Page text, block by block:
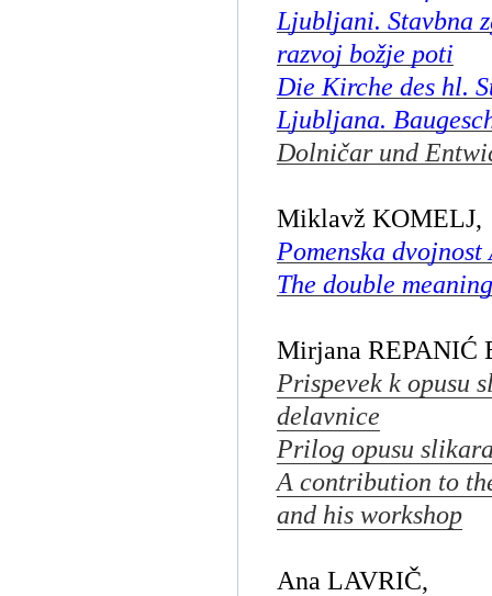
Ljubljani. Stavbna
razvoj božje poti
Die Kirche des hl.
Ljubljana.
Dolničar und
Miklavž KOMELJ,
Pomenska
The double
Mirjana REPANIĆ
Prispevek k opusu
delavnice
Prilog opusu
A contribution to
and his workshop
Ana LAVRIČ,